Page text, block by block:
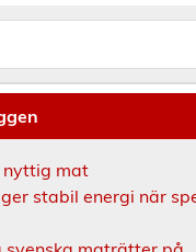
nyttig mat
stabil energi när